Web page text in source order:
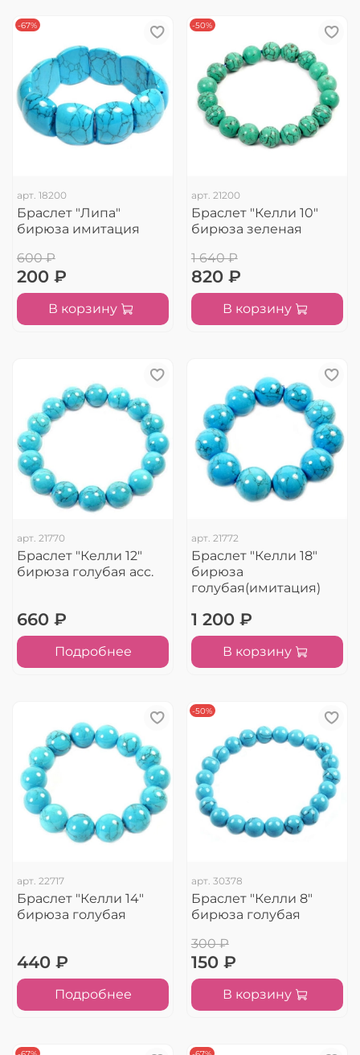
-67%
арт. 18200
Браслет "Липа"
бирюза имитация
600 ₽
200 ₽
В корзину
-50%
арт. 21200
Браслет "Келли 10"
бирюза зеленая
1 640 ₽
820 ₽
В корзину
арт. 21770
Браслет "Келли 12"
бирюза голубая асс.
660 ₽
Подробнее
арт. 21772
Браслет "Келли 18"
бирюза
голубая(имитация)
1 200 ₽
В корзину
арт. 22717
Браслет "Келли 14"
бирюза голубая
440 ₽
Подробнее
-50%
арт. 30378
Браслет "Келли 8"
бирюза голубая
300 ₽
150 ₽
В корзину